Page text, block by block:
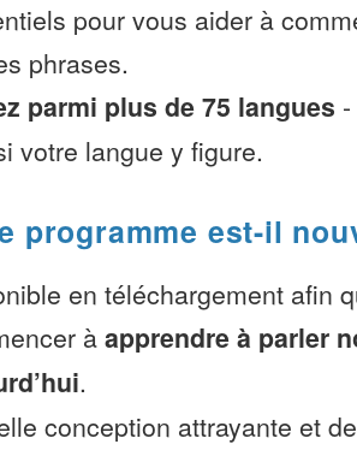
pour vous aider à
phrases.
parmi plus de 75 langues -
votre langue y figure.
programme est-il
en téléchargement afin
à apprendre à parler
.
conception attrayante et